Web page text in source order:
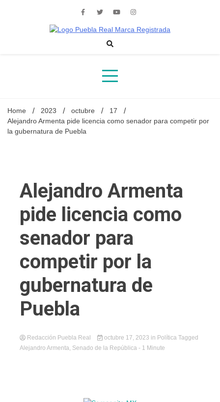
Noticias de actualidad de Puebla, México y el mundo
Home 2023 octubre
17
Alejandro Armenta pide licencia como senador para competir por
la gubernatura de Puebla
Alejandro Armenta
pide licencia como
senador para
competir por la
gubernatura de
Puebla
Redacción Puebla Real octubre 17, 2023 in Política Tagged
Alejandro Armenta, Senado de la República - 1 Minute